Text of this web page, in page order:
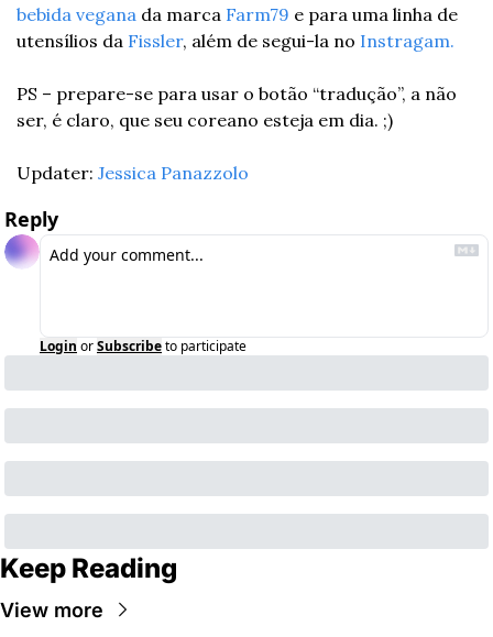
bebida vegana da marca Farm79 e para uma linha de
utensílios da Fissler, além de segui-la no Instragam.
PS – prepare-se para usar o botão “tradução”, a não
ser, é claro, que seu coreano esteja em dia. ;)
Updater: Jessica Panazzolo
Reply
Login orSubscribeto participate
Keep Reading
View more